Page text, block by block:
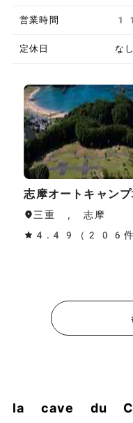
営業時間
定休日 なし
志摩オートキャン
三重 , 志摩
4.49（206件の
la cave du